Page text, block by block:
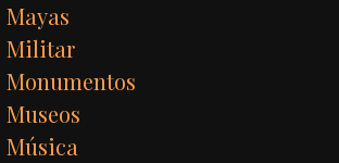
Mayas
Militar
Monumentos
Museos
Música